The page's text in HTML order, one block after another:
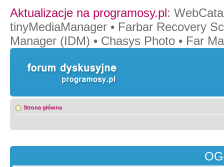
Aktualizacje na programosy.pl:
tinyMediaManager • Farbar Recovery
Manager (IDM) • Chasys Photo • Far
Strona główna